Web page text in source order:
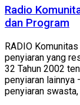
Radio
dan Program
RADIO
penyiaran yang
32 Tahun 2002
penyiaran lainnya
penyiaran